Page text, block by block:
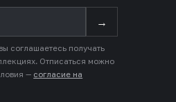
→
соглашаетесь получать
Отписаться можно
— согласие на